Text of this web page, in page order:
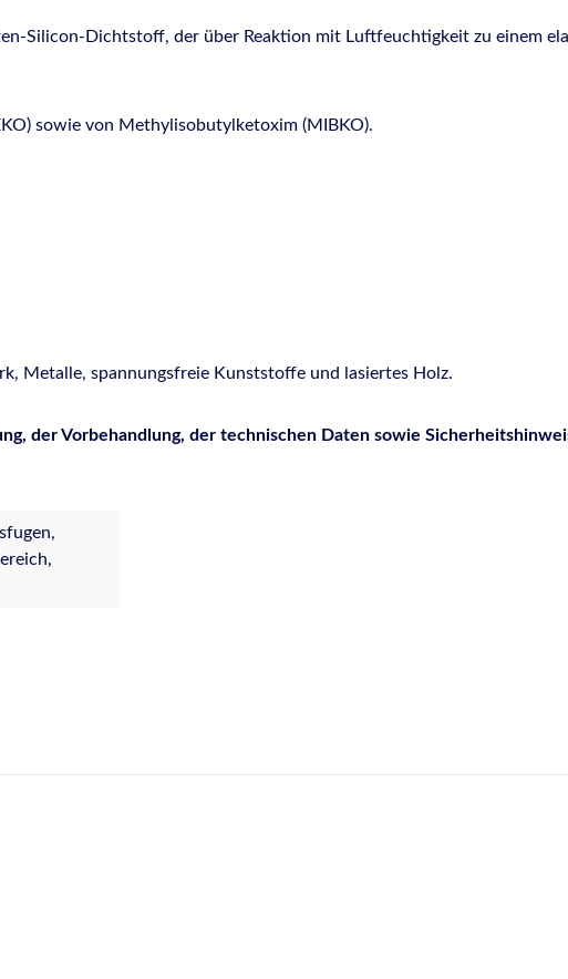
Silicon-Dichtstoff, der über Reaktion mit Luftfeuchtigkeit zu einem
sowie von Methylisobutylketoxim (MIBKO).
Metalle, spannungsfreie Kunststoffe und lasiertes Holz.
der Vorbehandlung, der technischen Daten sowie